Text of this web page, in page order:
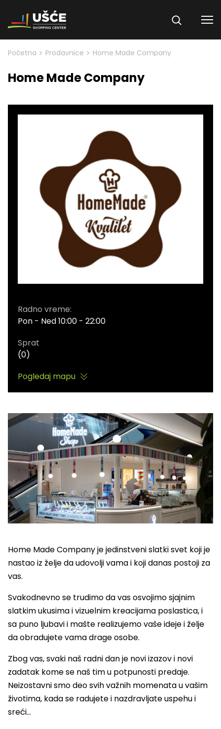
Skip to content
Početna > Prodavnice > Home Made Company
Home Made Company
Radno vreme:
Pon - Ned 10:00 - 22:00
Sprat
(0)
Pogledaj mapu
Home Made Company je jedinstveni slatki svet koji je
nastao iz želje da udovolji vama i koji danas postoji za
vas.
Svakodnevno se trudimo da vas osvojimo sjajnim
slatkim ukusima i vizuelnim kreacijama poslastica, i
sa puno ljubavi i mašte realizujemo vaše ideje i želje
da obradujete vama drage osobe.
Zbog vas, svaki naš radni dan je novi izazov i novi
zadatak kome se naš tim u potpunosti predaje.
Neizostavni smo deo svih važnih momenata u vašim
životima, kada se radujete i nazdravljate uspehu i
sreći…